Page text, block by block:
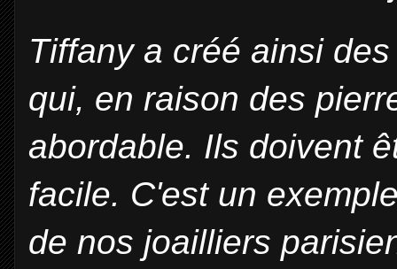
Tiffany a créé ainsi
qui, en raison des
abordable. Ils doivent
facile. C'est un
de nos joailliers